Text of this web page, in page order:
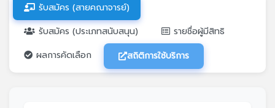
รับสมัคร (สายคณาจารย์)
รับสมัคร (ประเภทสนับสนุน)
รายชื่อผู้มีสิทธิ
ผลการคัดเลือก
สถิติการใช้บริการ